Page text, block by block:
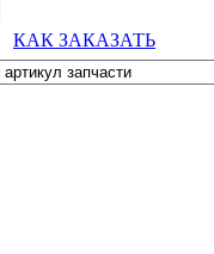
КАК ЗАКАЗАТЬ